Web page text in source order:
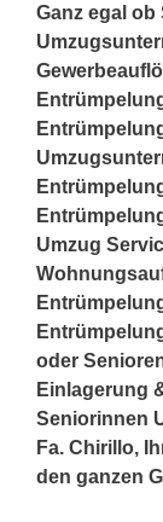
Ganz egal
Umzug
oder
Einlagerung
Seniorinnen
Fa. Chirillo,
den ganzen